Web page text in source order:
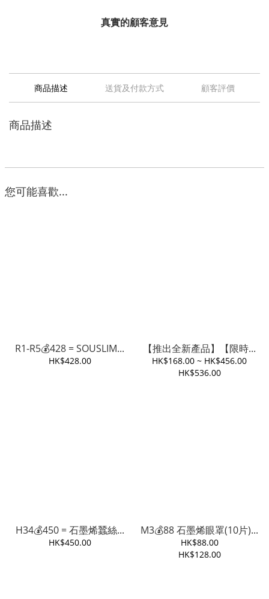
真實的顧客意見
商品描述 送貨及付款方式 顧客評價
商品描述
您可能喜歡...
R1-R5💰428 = SOUSLIM...
HK$428.00
【推出全新產品】【限時...
HK$168.00 ~ HK$456.00
HK$536.00
H34💰450 = 石墨烯蠶絲...
HK$450.00
M3💰88 石墨烯眼罩(10片)...
HK$88.00
HK$128.00